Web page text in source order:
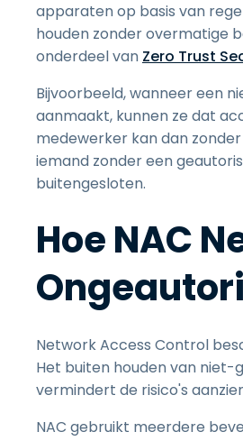
apparaten op basis van
houden zonder overmatige
onderdeel van Zero Trust
Bijvoorbeeld, wanneer een
aanmaakt, kunnen ze dat
medewerker kan dan
iemand zonder een
buitengesloten.
Hoe NAC
Network Access Control
Het buiten houden van
vermindert de risico's
NAC gebruikt meerdere